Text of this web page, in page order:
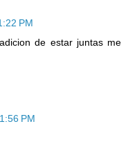
PM
de estar juntas me
PM